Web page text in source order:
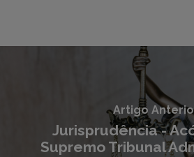
Artigo
Jurisprudência -
Supremo Tribunal